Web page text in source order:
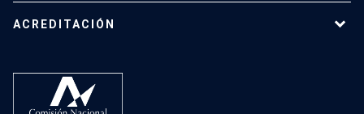
ACREDITACIÓN